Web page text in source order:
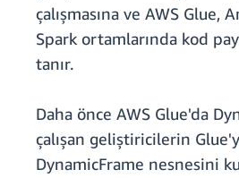
çalışmasına ve AWS Glue,
Spark ortamlarında kod
tanır.
Daha önce AWS Glue'da
çalışan geliştiricilerin
DynamicFrame nesnesini